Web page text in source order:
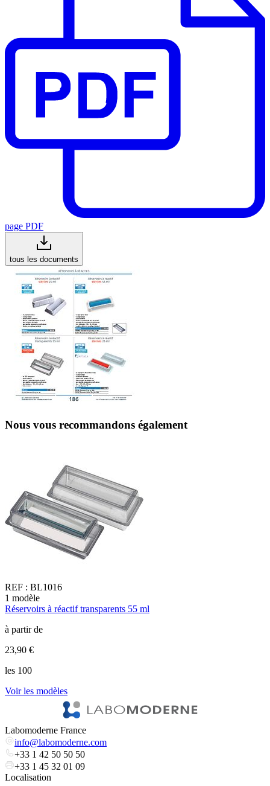
page PDF
tous les documents
Nous vous recommandons également
REF : BL1016
1 modèle
Réservoirs à réactif transparents 55 ml
à partir de
23,90 €
les 100
Voir les modèles
Labomoderne France
info@labomoderne.com
+33 1 42 50 50 50
+33 1 45 32 01 09
Localisation